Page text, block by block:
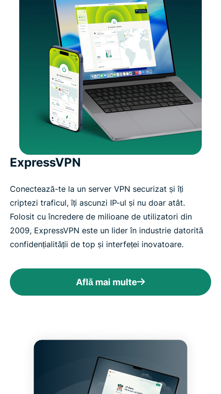
ExpressVPN
Conectează-te la un server VPN securizat și îți
criptezi traficul, îți ascunzi IP-ul și nu doar atât.
Folosit cu încredere de milioane de utilizatori din
2009, ExpressVPN este un lider în industrie datorită
confidențialității de top și interfeței inovatoare.
Află mai multe